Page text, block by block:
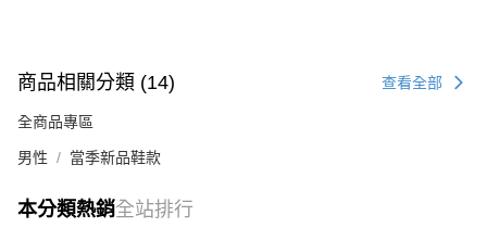
商品相關分類 (14) 查看全部
全商品專區
男性 當季新品鞋款
本分類熱銷全站排行